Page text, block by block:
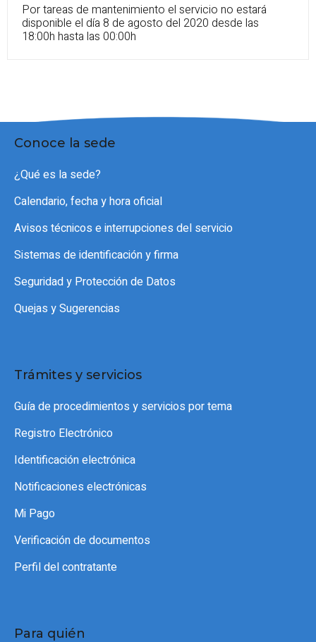
Por tareas de mantenimiento el servicio no estará
disponible el día 8 de agosto del 2020 desde las
18:00h hasta las 00:00h
Conoce la sede
¿Qué es la sede?
Calendario, fecha y hora oficial
Avisos técnicos e interrupciones del servicio
Sistemas de identificación y firma
Seguridad y Protección de Datos
Quejas y Sugerencias
Trámites y servicios
Guía de procedimientos y servicios por tema
Registro Electrónico
Identificación electrónica
Notificaciones electrónicas
Mi Pago
Verificación de documentos
Perfil del contratante
Para quién